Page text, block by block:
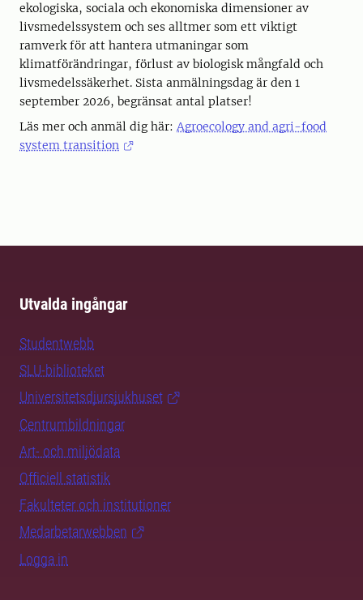
ekologiska, sociala och ekonomiska dimensioner av
livsmedelssystem och ses alltmer som ett viktigt
ramverk för att hantera utmaningar som
klimatförändringar, förlust av biologisk mångfald och
livsmedelssäkerhet. Sista anmälningsdag är den 1
september 2026, begränsat antal platser!
Läs mer och anmäl dig här: Agroecology and agri-food
system transition
Utvalda ingångar
Studentwebb
SLU-biblioteket
Universitetsdjursjukhuset
Centrumbildningar
Art- och miljödata
Officiell statistik
Fakulteter och institutioner
Medarbetarwebben
Logga in